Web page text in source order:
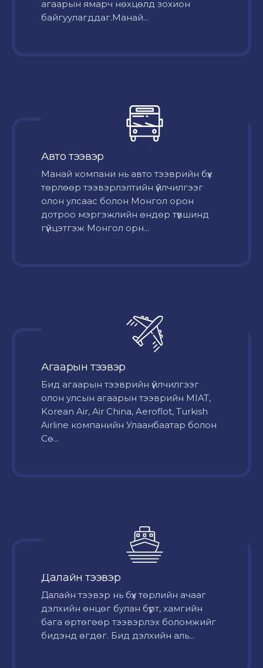
агаарын ямарч нөхцөлд зохион
байгуулагддаг.Манай...
Авто тээвэр
Mанай компани нь авто тээврийн бүх
төрлөөр тээвэрлэлтийн үйлчилгээг
олон улсаас болон Монгол орон
дотроо мэргэжлийн өндөр түвшинд
гүйцэтгэж Монгол орн...
Агаарын тээвэр
Бид агаарын тээврийн үйлчилгээг
олон улсын агаарын тээврийн MIAT,
Korean Air, Air China, Aeroflot, Turkish
Airline компанийн Улаанбаатар болон
Сө...
Далайн тээвэр
Далайн тээвэр нь бүх төрлийн ачааг
дэлхийн өнцөг булан бүрт, хамгийн
бага өртөгөөр тээвэрлэх боломжийг
бидэнд өгдөг. Бид дэлхийн аль...